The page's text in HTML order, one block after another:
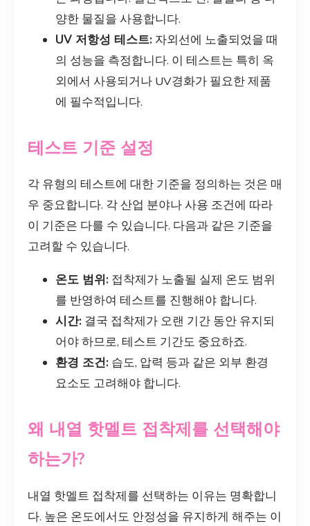
양한 물질을 사용합니다.
UV 저항성 테스트: 자외선에 노출되었을 때
의 성능을 측정합니다. 이 테스트는 특히 옥
외에서 사용되거나 UV경화가 필요한 제품
에 필수적입니다.
테스트 기준 설정
각 유형의 테스트에 대한 기준을 정의하는 것은 매
우 중요합니다. 각 산업 분야나 사용 조건에 따라
이 기준은 다를 수 있습니다. 다음과 같은 기준을
고려할 수 있습니다.
온도 범위: 접착제가 노출될 실제 온도 범위
를 반영하여 테스트를 진행해야 합니다.
시간: 결국 접착제가 오랜 기간 동안 유지되
어야 하므로, 테스트 기간도 중요하죠.
환경 조건: 습도, 압력 등과 같은 외부 환경
요소도 고려해야 합니다.
왜 내열 핫멜트 접착제를 선택해야
하는가?
내열 핫멜트 접착제를 선택하는 이유는 명확합니
다. 높은 온도에서도 안정성을 유지하게 해주는 이